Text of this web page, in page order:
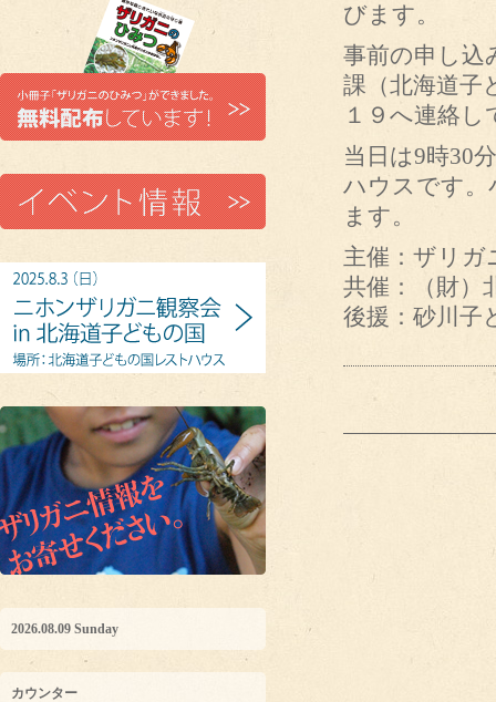
びます。
事前の申し込
課（北海道子
１９へ連絡
当日は9時30
ハウスです。
ます。
主催：ザリガ
共催：（財）
後援：砂川子
2026.08.09 Sunday
カウンター